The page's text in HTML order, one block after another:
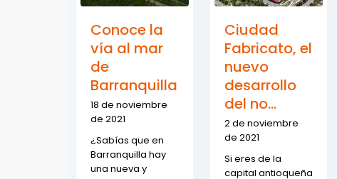
Conoce la
vía al mar
de
Barranquilla
18 de noviembre
de 2021
¿Sabías que en
Barranquilla hay
una nueva y
Ciudad
Fabricato, el
nuevo
desarrollo
del no...
2 de noviembre
de 2021
Si eres de la
capital antioqueña